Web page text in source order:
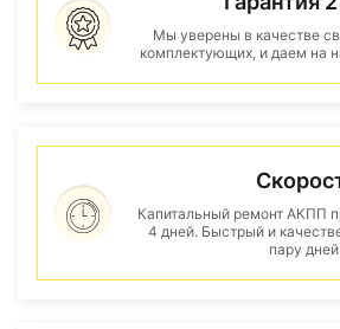
Мы уверены в качестве
комплектующих, и даем на
Капитальный ремонт АКПП
4 дней. Быстрый и
пару дней